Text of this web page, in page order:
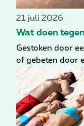
21 juli 2026
Wat doen
Gestoken door
of gebeten door
kunt doen om
je beter
horen bij de
soms zwelling,
heftige reactie